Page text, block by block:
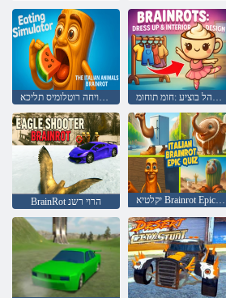
תויחומה תויקלטיאה תויחה רוטלומיס תליכא םינפ בוציעו תושבלתהל בוציע :חומ תוחומ
BrainRot הרוי רשנ יקלטיא Brainrot Epic ןודיח